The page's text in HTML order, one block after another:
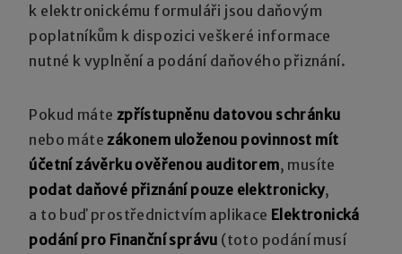
k elektronickému formuláři jsou daňovým
poplatníkům k dispozici veškeré informace
nutné k vyplnění a podání daňového přiznání.
Pokud máte zpřístupněnu datovou schránku
nebo mátezákonem uloženou povinnost mít
účetní závěrku ověřenou auditorem, musíte
podat daňové přiznání pouze elektronicky,
a to buď prostřednictvím aplikace Elektronická
podání pro Finanční správu (toto podání musí